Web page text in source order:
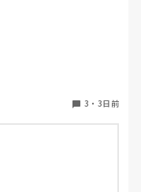
者様への声かけにつ
でお話しする」とい
で何とか理解しても
る際に工夫している
できる良い方法など
3 ・ 3日前